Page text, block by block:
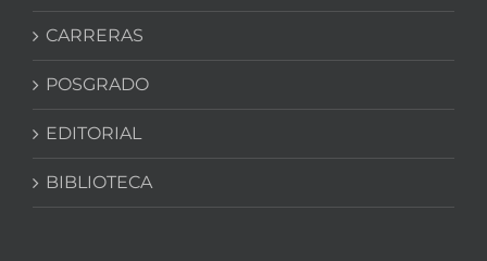
CARRERAS
POSGRADO
EDITORIAL
BIBLIOTECA